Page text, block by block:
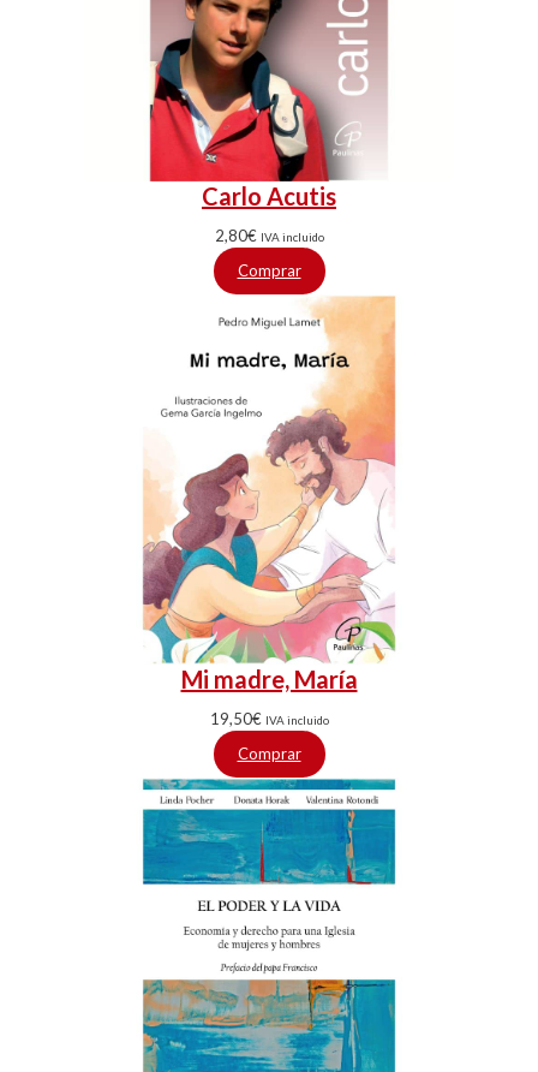
Carlo Acutis
2,80€ IVA incluido
Comprar
Mi madre, María
19,50€ IVA incluido
Comprar